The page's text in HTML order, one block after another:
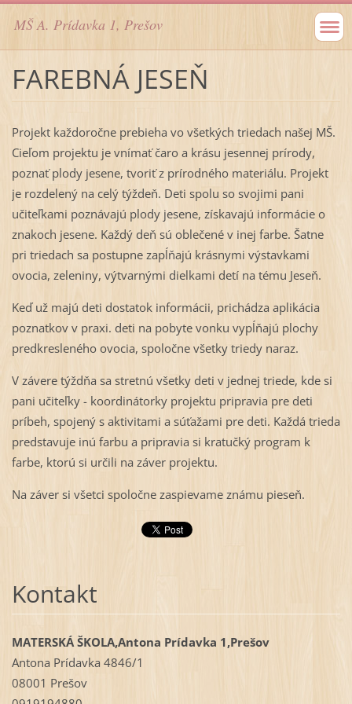
MŠ A. Prídavka 1, Prešov
FAREBNÁ JESEŇ
Projekt každoročne prebieha vo všetkých triedach našej MŠ.
Cieľom projektu je vnímať čaro a krásu jesennej prírody,
poznať plody jesene, tvoriť z prírodného materiálu. Projekt
je rozdelený na celý týždeň. Deti spolu so svojimi pani
učiteľkami poznávajú plody jesene, získavajú informácie o
znakoch jesene. Každý deň sú oblečené v inej farbe. Šatne
pri triedach sa postupne zapĺňajú krásnymi výstavkami
ovocia, zeleniny, výtvarnými dielkami detí na tému Jeseň.
Keď už majú deti dostatok informácii, prichádza aplikácia
poznatkov v praxi. deti na pobyte vonku vypĺňajú plochy
predkresleného ovocia, spoločne všetky triedy naraz.
V závere týždňa sa stretnú všetky deti v jednej triede, kde si
pani učiteľky - koordinátorky projektu pripravia pre deti
príbeh, spojený s aktivitami a súťažami pre deti. Každá trieda
predstavuje inú farbu a pripravia si kratučký program k
farbe, ktorú si určili na záver projektu.
Na záver si všetci spoločne zaspievame známu pieseň.
Kontakt
MATERSKÁ ŠKOLA,Antona Prídavka 1,Prešov
Antona Prídavka 4846/1
08001 Prešov